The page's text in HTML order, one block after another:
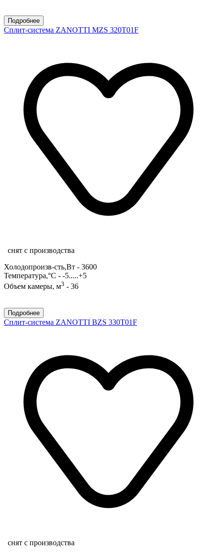
Подробнее
Сплит-система ZANOTTI MZS 320T01F
снят с производства
Холодопроизв-сть,Вт - 3600
Температура,°С - -5.....+5
Объем камеры, м3 - 36
Подробнее
Сплит-система ZANOTTI BZS 330T01F
снят с производства